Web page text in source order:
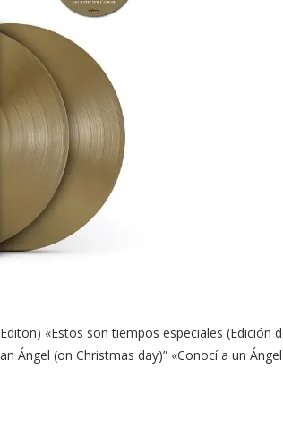
«Estos son tiempos especiales (Edición
Ángel (on Christmas day)” «Conocí a un Ángel